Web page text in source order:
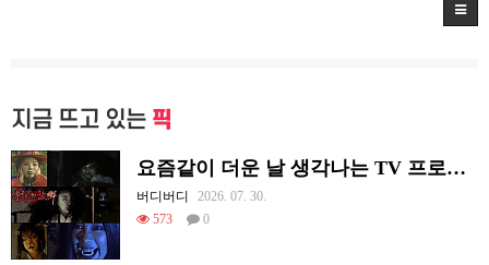
지금 뜨고 있는 픽
요즘같이 더운 날 생각나는 TV 프로그램
버디버디
2026. 07. 30.
573
0